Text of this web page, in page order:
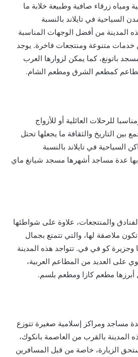
زرقاء صافية وطبيعة خلابة ما
السياحية في تايلاند بالنسبة
المدينة من أفضل الوجهات المناسبة
خدمات متنوعة ومنتجعات فاخرة. يوجد
باتونغ، كما يمكن لزوارها العرب
كمطعم الشرق ومطعم الشام.
للرحلات العائلية أو للأزواج
بين التاريخ والثقافة ما يجعلها تحتل
السياحية في تايلاند بالنسبة
بها عدة مساجد أشهرها مسجد شيانغ ماي
والمنتجعات، علاوة على شواطئها
ملاصقة لها، والتي تتمتع بجمال
وجزيرة كو في في. تتواجد هذه المدينة
على العديد من المطاعم العربية،
أبرزها مطعم كازا ومطعم بلسم.
مساجد ومراكز إسلامية صغيرة تتوزع
المدينة بالقرب من العاصمة بانكوك،
الزيارة، خاصة من قبل المسافرين